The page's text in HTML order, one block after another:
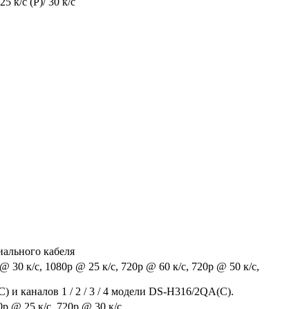
кабеля
к/с, 1080p @ 25 к/с, 720p @ 60 к/с, 720p @ 50 к/с,
и каналов 1 / 2 / 3 / 4 модели DS-H316/2QA(C).
@ 25 к/с, 720p @ 30 к/с